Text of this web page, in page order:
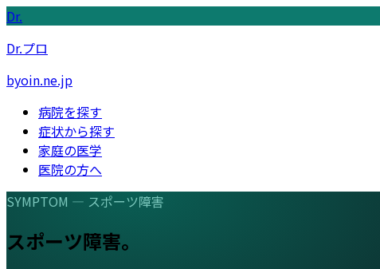
Dr.
Dr.プロ
byoin.ne.jp
病院を探す
症状から探す
家庭の医学
医院の方へ
SYMPTOM — スポーツ障害
スポーツ障害。